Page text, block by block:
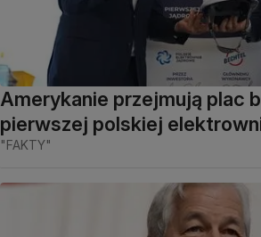
Amerykanie przejmują plac
pierwszej polskiej
"FAKTY"